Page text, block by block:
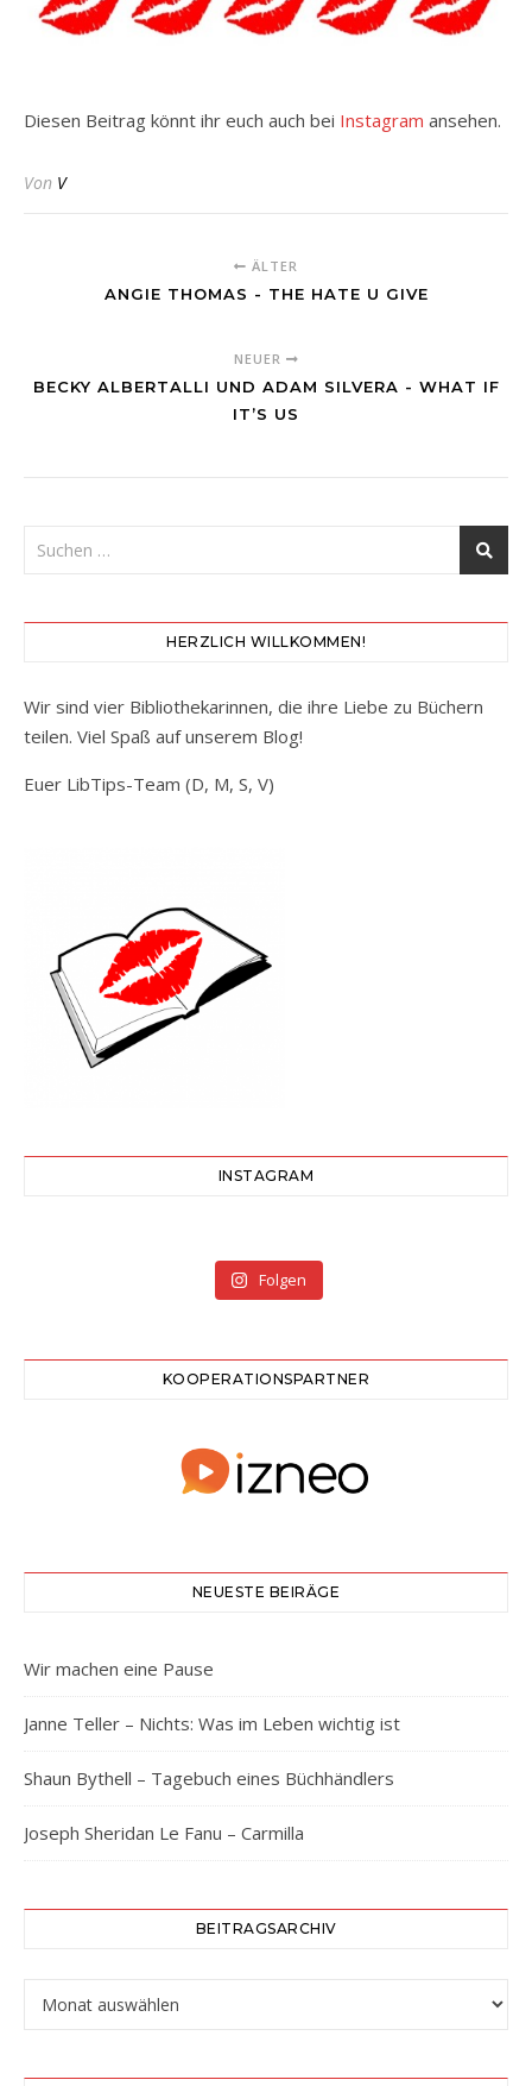
Diesen Beitrag könnt ihr euch auch bei Instagram ansehen.
Von V
ÄLTER
ANGIE THOMAS - THE HATE U GIVE
NEUER
BECKY ALBERTALLI UND ADAM SILVERA - WHAT IF
IT’S US
HERZLICH WILLKOMMEN!
Wir sind vier Bibliothekarinnen, die ihre Liebe zu Büchern
teilen. Viel Spaß auf unserem Blog!
Euer LibTips-Team (D, M, S, V)
INSTAGRAM
Folgen
KOOPERATIONSPARTNER
NEUESTE BEIRÄGE
Wir machen eine Pause
Janne Teller – Nichts: Was im Leben wichtig ist
Shaun Bythell – Tagebuch eines Büchhändlers
Joseph Sheridan Le Fanu – Carmilla
BEITRAGSARCHIV